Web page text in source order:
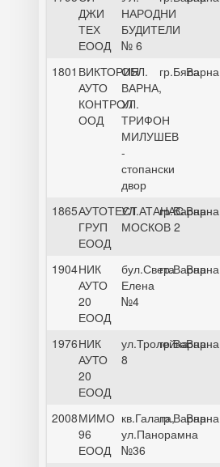
ДЖИ
ТЕХ
ЕООД
НАРОДНИ
БУДИТЕЛИ
№ 6
1801 ВИКТОРИЯ
АУТО
КОНТРОЛ
ООД
ОБЛ.
ВАРНА,
УЛ.
ТРИФОН
МИЛУШЕВ
-
стопански
двор
гр.БялаВарна
1865АУТОТЕСТ
ГРУП
ЕООД
УЛ.АТАНАС
МОСКОВ 2
гр.Варна
Варна
1904НИК
АУТО
20
ЕООД
бул.Света
Елена
№4
гр.Варна
Варна
1976НИК
АУТО
20
ЕООД
ул.Тролейна
8
гр.Варна
Варна
2008МИМО
96
ЕООД
кв.Галата,
ул.Панорамна
№36
гр.Варна
Варна